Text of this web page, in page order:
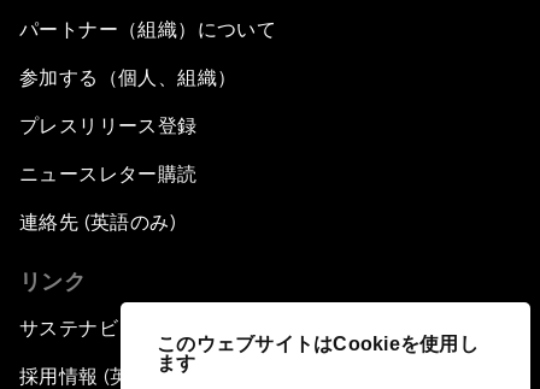
このウェブサイトはCookieを使用し
ます
パートナー（組織）について
参加する（個人、組織）
プレスリリース登録
ニュースレター購読
連絡先 (英語のみ)
リンク
サステナビリティへの取り組み
採用情報 (英語のみ)